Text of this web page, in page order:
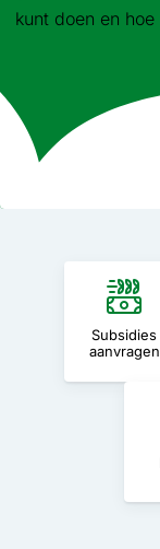
kunt doen en
Subsidies
aanvragen